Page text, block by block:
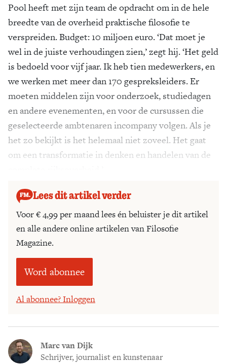
Pool heeft met zijn team de opdracht om in de hele
breedte van de overheid praktische filosofie te
verspreiden. Budget: 10 miljoen euro. ‘Dat moet je
wel in de juiste verhoudingen zien,’ zegt hij. ‘Het geld
is bedoeld voor vijf jaar. Ik heb tien medewerkers, en
we werken met meer dan 170 gespreksleiders. Er
moeten middelen zijn voor onderzoek, studiedagen
en andere evenementen, en voor de cursussen die
geselecteerde ambtenaren incompany volgen. Als je
het zo bekijkt is het helemaal niet zoveel. Het gaat
om een transformatie in denken en handelen van de
Lees dit artikel verder
Voor € 4,99 per maand lees én beluister je dit artikel
en alle andere online artikelen van Filosofie
Magazine.
Word abonnee
Al abonnee? Inloggen
Marc van Dijk
Schrijver, journalist en kunstenaar